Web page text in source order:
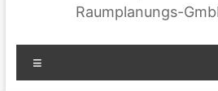
Raumplanungs-